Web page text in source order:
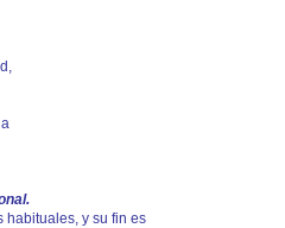
y su fin es